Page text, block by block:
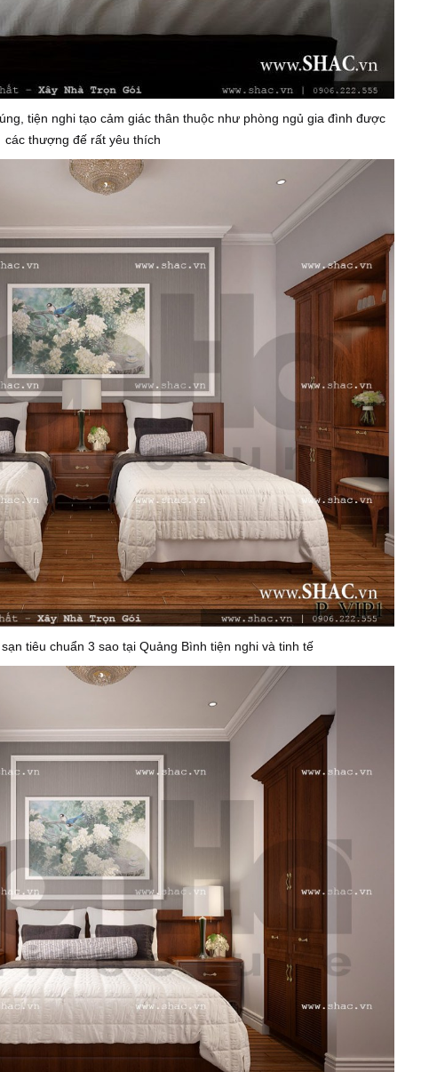
tiện nghi tạo cảm giác thân thuộc như phòng ngủ gia đình được
các thượng đế rất yêu thích
tiêu chuẩn 3 sao tại Quảng Bình tiện nghi và tinh tế